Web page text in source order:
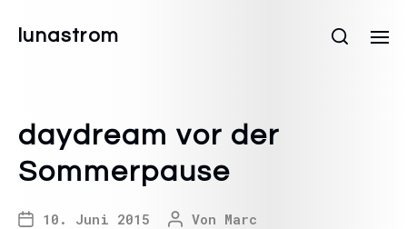
lunastrom
daydream vor der
Sommerpause
10. Juni 2015 Von Marc